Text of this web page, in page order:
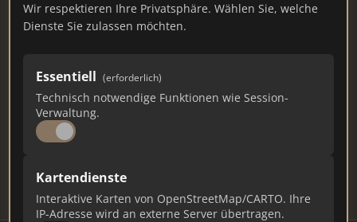
Wir respektieren Ihre Privatsphäre. Wählen Sie, welche
Dienste Sie zulassen möchten.
Essentiell (erforderlich)
Technisch notwendige Funktionen wie Session-
Verwaltung.
Kartendienste
Interaktive Karten von OpenStreetMap/CARTO. Ihre
IP-Adresse wird an externe Server übertragen.
Immobilienmakler
Reichertshofen – Ranking
Juli 2026
BAYERN8.000 EINWOHNER
68
Makler Makler-Keywords